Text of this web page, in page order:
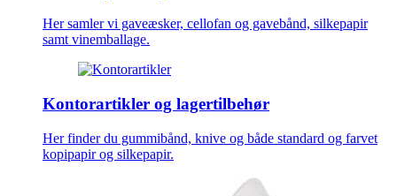
Her samler vi gaveæsker, cellofan og gavebånd, silkepapir
samt vinemballage.
Kontorartikler og lagertilbehør
Her finder du gummibånd, knive og både standard og farvet
kopipapir og silkepapir.